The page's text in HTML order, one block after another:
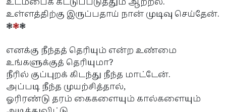
உள்ளத்திற்கு இருப்பதாய் நான் முடிவு செய்தேன்.
❃❃❃
எனக்கு நீந்தத் தெரியும் என்ற உண்மை
உங்களுக்குத் தெரியுமா?
நீரில் குப்புறக் கிடந்து நீந்த மாட்டேன்.
அப்படி நீந்த முயற்சித்தால்,
ஓரிரண்டு தரம் கைகளையும் கால்களையும்